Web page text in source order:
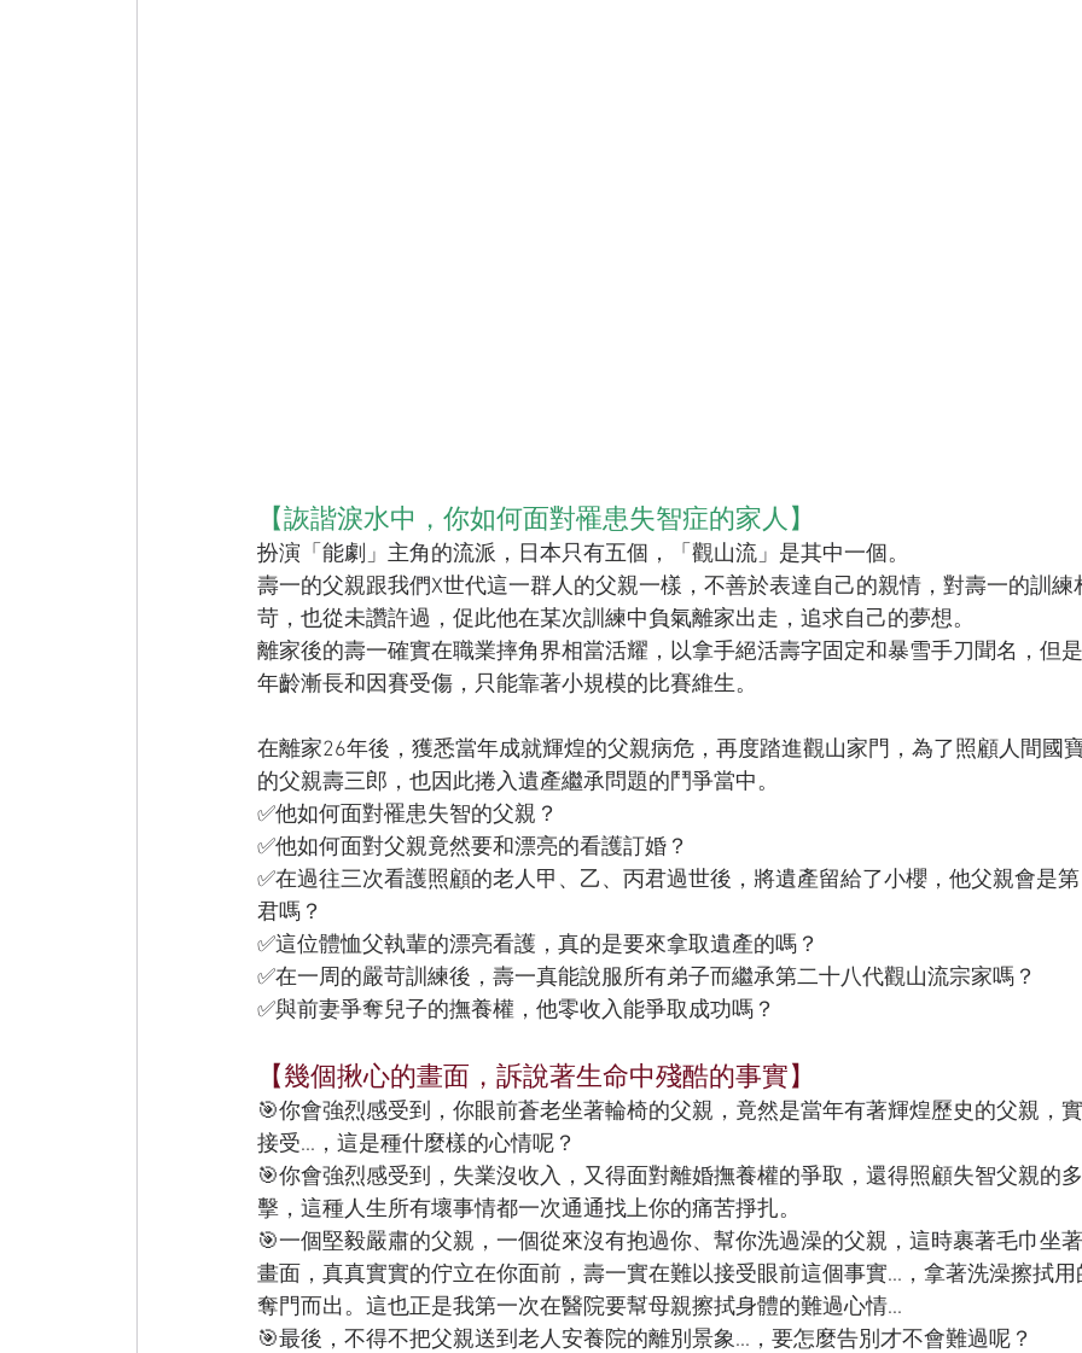
【詼諧淚水中，你如何面對罹患失智症的家人】
扮演「能劇」主角的流派，日本只有五個，「觀山流」是其中一個。
壽一的父親跟我們X世代這一群人的父親一樣，不善於表達自己的親情，對壽一的訓練
苛，也從未讚許過，促此他在某次訓練中負氣離家出走，追求自己的夢想。
離家後的壽一確實在職業摔角界相當活耀，以拿手絕活壽字固定和暴雪手刀聞名，但
年齡漸長和因賽受傷，只能靠著小規模的比賽維生。
在離家26年後，獲悉當年成就輝煌的父親病危，再度踏進觀山家門，為了照顧人間國
的父親壽三郎，也因此捲入遺產繼承問題的鬥爭當中。
✅他如何面對罹患失智的父親？
✅他如何面對父親竟然要和漂亮的看護訂婚？
✅在過往三次看護照顧的老人甲、乙、丙君過世後，將遺產留給了小櫻，他父親會是
君嗎？
✅這位體恤父執輩的漂亮看護，真的是要來拿取遺產的嗎？
✅在一周的嚴苛訓練後，壽一真能說服所有弟子而繼承第二十八代觀山流宗家嗎？
✅與前妻爭奪兒子的撫養權，他零收入能爭取成功嗎？
【幾個揪心的畫面，訴說著生命中殘酷的事實】
🎯你會強烈感受到，你眼前蒼老坐著輪椅的父親，竟然是當年有著輝煌歷史的父親，
接受...，這是種什麼樣的心情呢？
🎯你會強烈感受到，失業沒收入，又得面對離婚撫養權的爭取，還得照顧失智父親的
擊，這種人生所有壞事情都一次通通找上你的痛苦掙扎。
🎯一個堅毅嚴肅的父親，一個從來沒有抱過你、幫你洗過澡的父親，這時裹著毛巾坐
畫面，真真實實的佇立在你面前，壽一實在難以接受眼前這個事實...，拿著洗澡擦拭用
奪門而出。這也正是我第一次在醫院要幫母親擦拭身體的難過心情...
🎯最後，不得不把父親送到老人安養院的離別景象...，要怎麼告別才不會難過呢？